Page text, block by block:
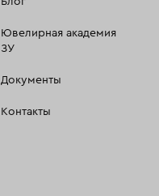
Ювелирная академия
ЗУ
Документы
Контакты